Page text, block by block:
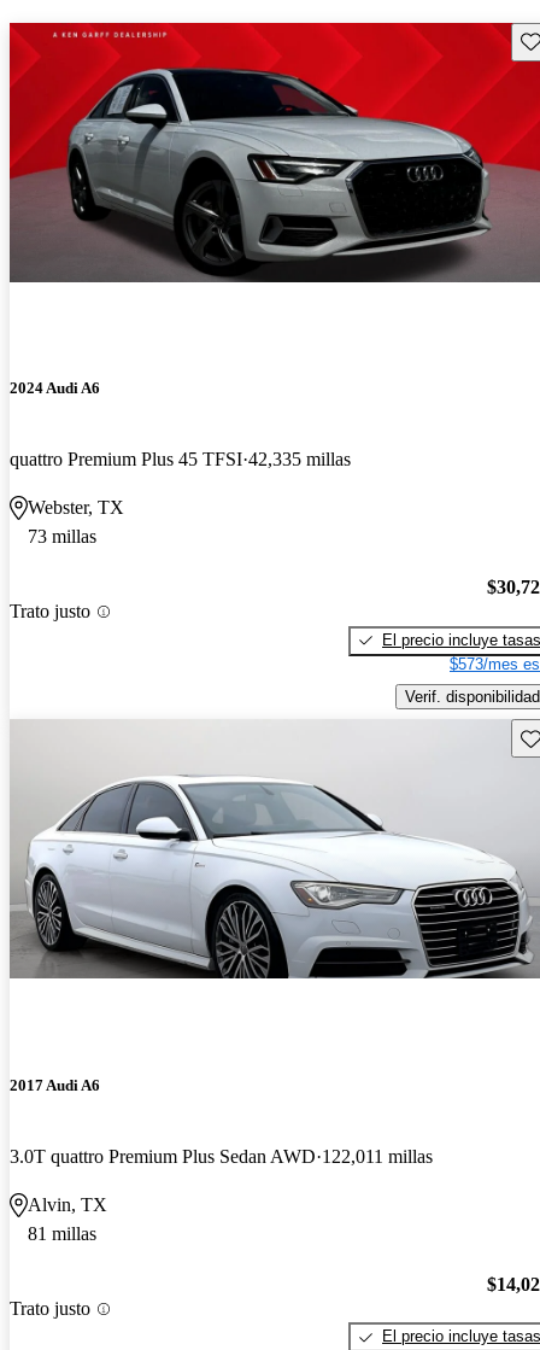
2024 Audi A6
quattro Premium Plus 45 TFSI 42,335 millas
Webster, TX
73 millas
Trato justo
El precio incluye tasas
$573/mes
Verif. disponibilidad
2017 Audi A6
3.0T quattro Premium Plus Sedan AWD 122,011 millas
Alvin, TX
81 millas
Trato justo
El precio incluye tasas